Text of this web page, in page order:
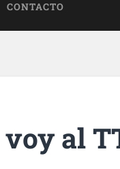
CONTACTO
al